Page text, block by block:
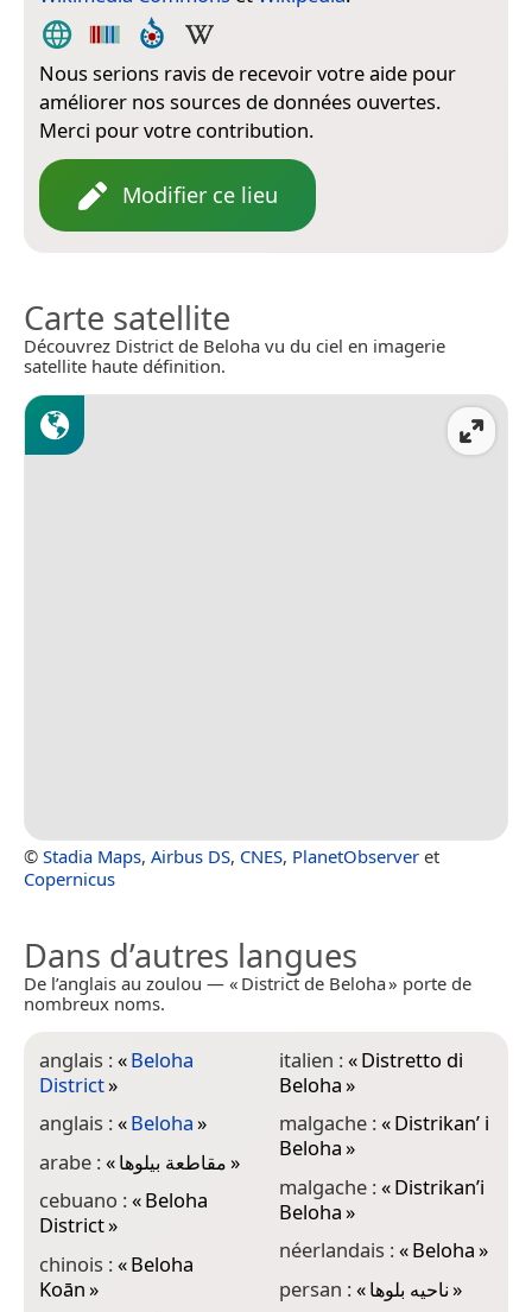
Nous serions ravis de recevoir votre aide pour
améliorer nos sources de données ouvertes.
Merci pour votre contribution.
Modifier ce lieu
Carte satellite
Découvrez District de Beloha vu du ciel en imagerie
satellite haute définition.
© Stadia Maps, Airbus DS, CNES, PlanetObserver et
Copernicus
Dans d’autres langues
De l’anglais au zoulou — « District de Beloha » porte de
nombreux noms.
anglais :«Beloha
District»
anglais :«Beloha»
arabe :«مقاطعة بيلوها»
cebuano :«Beloha
District»
chinois :«Beloha
Koān»
italien :«Distretto di
Beloha»
malgache :«Distrikan’ i
Beloha»
malgache :«Distrikan’i
Beloha»
néerlandais :«Beloha»
persan :«ناحیه بلوها»